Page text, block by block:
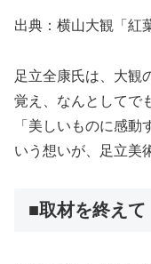
出典：横山大観「紅
足立全康氏は、大観
覚え、なんとしてで
「美しいものに感
いう想いが、足立美
■取材を終えて